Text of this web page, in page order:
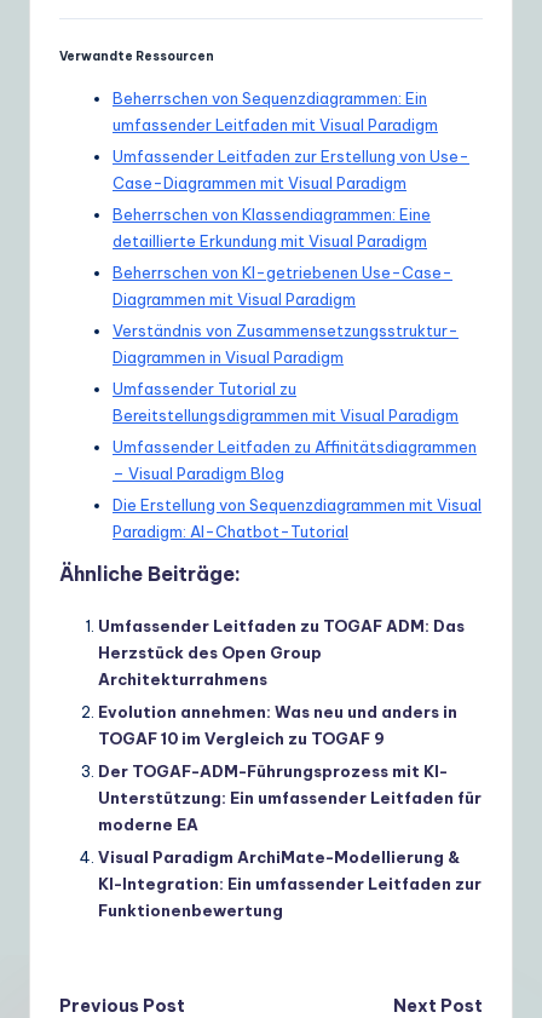
Verwandte Ressourcen
Beherrschen von Sequenzdiagrammen: Ein
umfassender Leitfaden mit Visual Paradigm
Umfassender Leitfaden zur Erstellung von Use-
Case-Diagrammen mit Visual Paradigm
Beherrschen von Klassendiagrammen: Eine
detaillierte Erkundung mit Visual Paradigm
Beherrschen von KI-getriebenen Use-Case-
Diagrammen mit Visual Paradigm
Verständnis von Zusammensetzungsstruktur-
Diagrammen in Visual Paradigm
Umfassender Tutorial zu
Bereitstellungsdigrammen mit Visual Paradigm
Umfassender Leitfaden zu Affinitätsdiagrammen
– Visual Paradigm Blog
Die Erstellung von Sequenzdiagrammen mit Visual
Paradigm: AI-Chatbot-Tutorial
Ähnliche Beiträge:
Umfassender Leitfaden zu TOGAF ADM: Das
Herzstück des Open Group
Architekturrahmens
Evolution annehmen: Was neu und anders in
TOGAF 10 im Vergleich zu TOGAF 9
Der TOGAF-ADM-Führungsprozess mit KI-
Unterstützung: Ein umfassender Leitfaden für
moderne EA
Visual Paradigm ArchiMate-Modellierung &
KI-Integration: Ein umfassender Leitfaden zur
Funktionenbewertung
Previous Post Next Post